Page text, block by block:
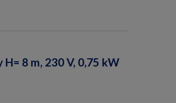
8 m, 230 V, 0,75 kW